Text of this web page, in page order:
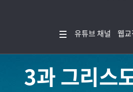
유튜브 채널 웹
3과 그리스